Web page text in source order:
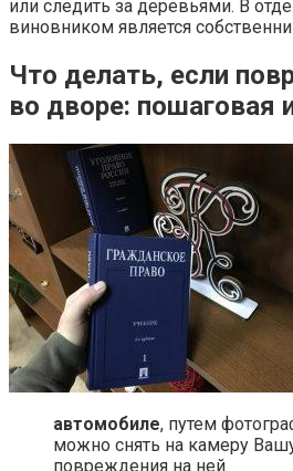
или следить за деревьями. В
виновником является
Что делать, если
во дворе: пошаговая
автомобиле, путем
можно снять на камеру
повреждения на ней